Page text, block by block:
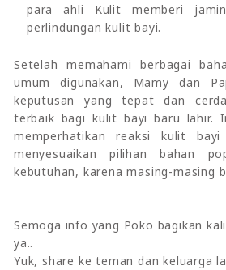
para ahli Kulit memberi
perlindungan kulit bayi.
Setelah memahami berbagai
umum digunakan, Mamy dan
keputusan yang tepat dan
terbaik bagi kulit bayi baru lahir.
memperhatikan reaksi kulit
menyesuaikan pilihan bahan
kebutuhan, karena masing-masing
Semoga info yang Poko bagikan
ya..
Yuk, share ke teman dan keluarga